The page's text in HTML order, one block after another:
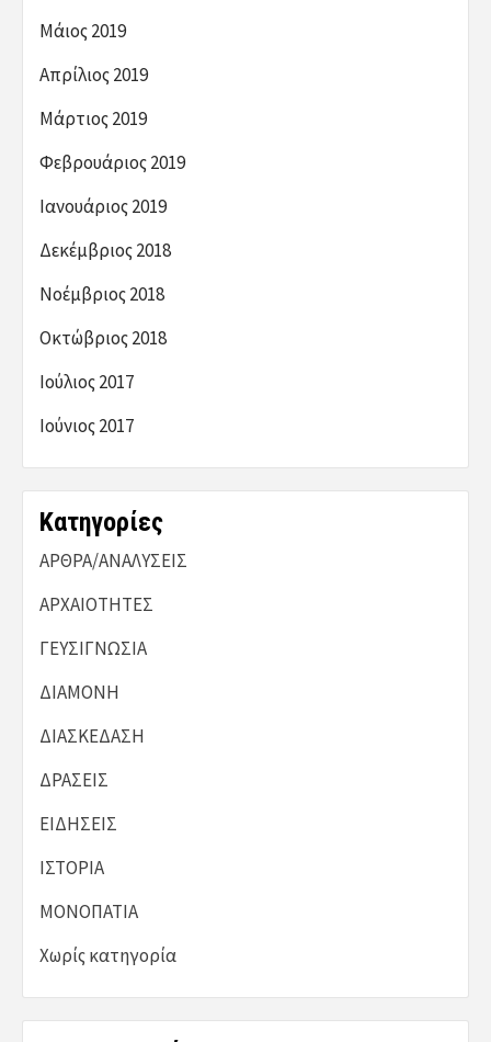
Μάιος 2019
Απρίλιος 2019
Μάρτιος 2019
Φεβρουάριος 2019
Ιανουάριος 2019
Δεκέμβριος 2018
Νοέμβριος 2018
Οκτώβριος 2018
Ιούλιος 2017
Ιούνιος 2017
Kατηγορίες
ΑΡΘΡΑ/ΑΝΑΛΥΣΕΙΣ
ΑΡΧΑΙΟΤΗΤΕΣ
ΓΕΥΣΙΓΝΩΣΙΑ
ΔΙΑΜΟΝΗ
ΔΙΑΣΚΕΔΑΣΗ
ΔΡΑΣΕΙΣ
ΕΙΔΗΣΕΙΣ
ΙΣΤΟΡΙΑ
ΜΟΝΟΠΑΤΙΑ
Χωρίς κατηγορία